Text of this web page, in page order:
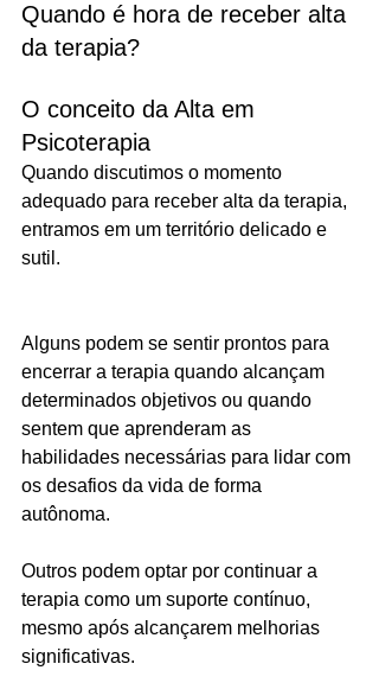
Quando é hora de receber alta
da terapia?
O conceito da Alta em
Psicoterapia
Quando discutimos o momento
adequado para receber alta da terapia,
entramos em um território delicado e
sutil.
Alguns podem se sentir prontos para
encerrar a terapia quando alcançam
determinados objetivos ou quando
sentem que aprenderam as
habilidades necessárias para lidar com
os desafios da vida de forma
autônoma.
Outros podem optar por continuar a
terapia como um suporte contínuo,
mesmo após alcançarem melhorias
significativas.